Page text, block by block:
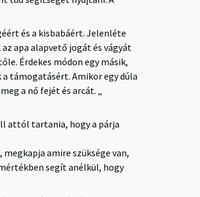
és a kisbabáért. Jelenléte
apa alapvető jogát és vágyát
Érdekes módon egy másik,
támogatásért. Amikor egy dúla
a nő fejét és arcát. „
attól tartania, hogy a párja
amire szüksége van,
segít anélkül, hogy